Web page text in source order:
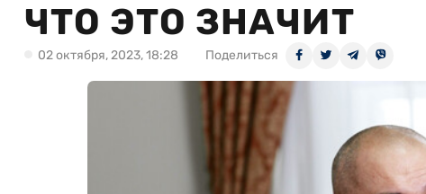
ЧТО ЭТО ЗНАЧИТ
02 октября, 2023, 18:28 Поделиться